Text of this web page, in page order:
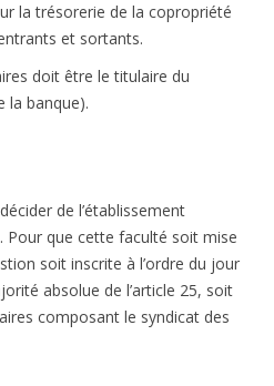
la trésorerie de la copropriété
et sortants.
doit être le titulaire du
la banque).
de l’établissement
Pour que cette faculté soit mise
soit inscrite à l’ordre du jour
absolue de l’article 25, soit
composant le syndicat des